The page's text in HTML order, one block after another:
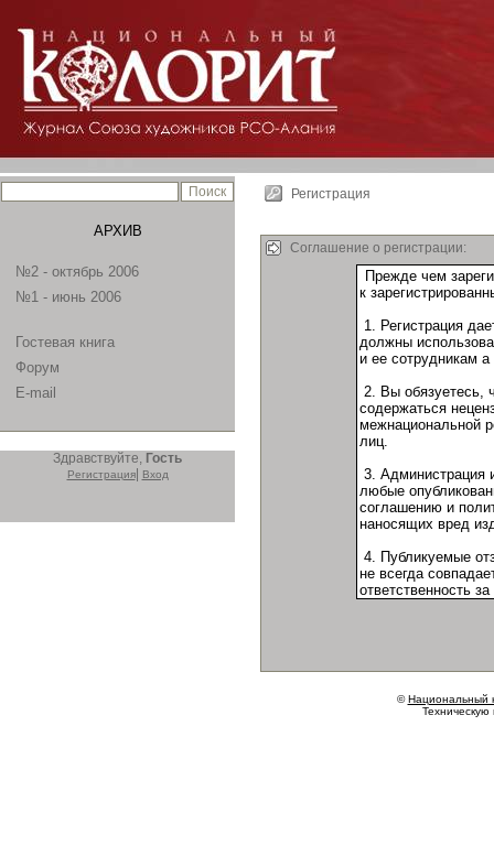
АРХИВ
№2 - октябрь 2006
№1 - июнь 2006
Гостевая книга
Форум
E-mail
Здравствуйте, Гость
Регистрация| Вход
Регистрация
Соглашение о регистрации:
©Национальный